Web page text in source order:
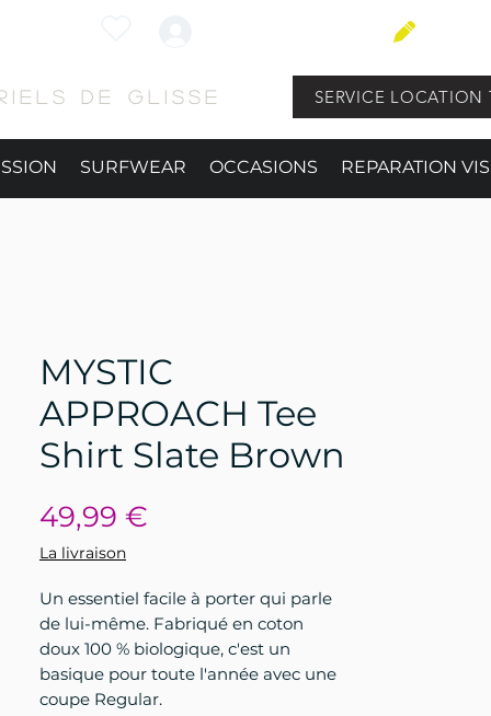
de glisse SERVICE LOCATION
SURFWEAR OCCASIONS REPARATION
MYSTIC
APPROACH Tee
Shirt Slate Brown
49,99 €
La livraison
Un essentiel facile à porter qui parle
de lui-même. Fabriqué en coton
doux 100 % biologique, c'est un
basique pour toute l'année avec une
coupe Regular.